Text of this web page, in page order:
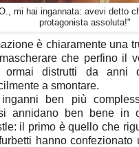
mi hai ingannata: avevi detto
protagonista assoluta!"
è chiaramente una
che perfino il
ormai distrutti da anni
a smontare.
inganni ben più
annidano ben bene in
il primo è quello che
hanno confezionato